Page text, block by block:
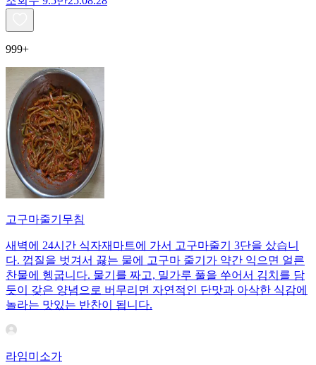
999+
고구마줄기무침
새벽에 24시간 식자재마트에 가서 고구마줄기 3단을 샀습니
다. 껍질을 벗겨서 끓는 물에 고구마 줄기가 약간 익으면 얼른
찬물에 헹굽니다. 물기를 짜고, 밀가루 풀을 쑤어서 김치를 담
듯이 갖은 양념으로 버무리면 자연적인 단맛과 아삭한 식감에
놀라는 맛있는 반찬이 됩니다.
라임미소가